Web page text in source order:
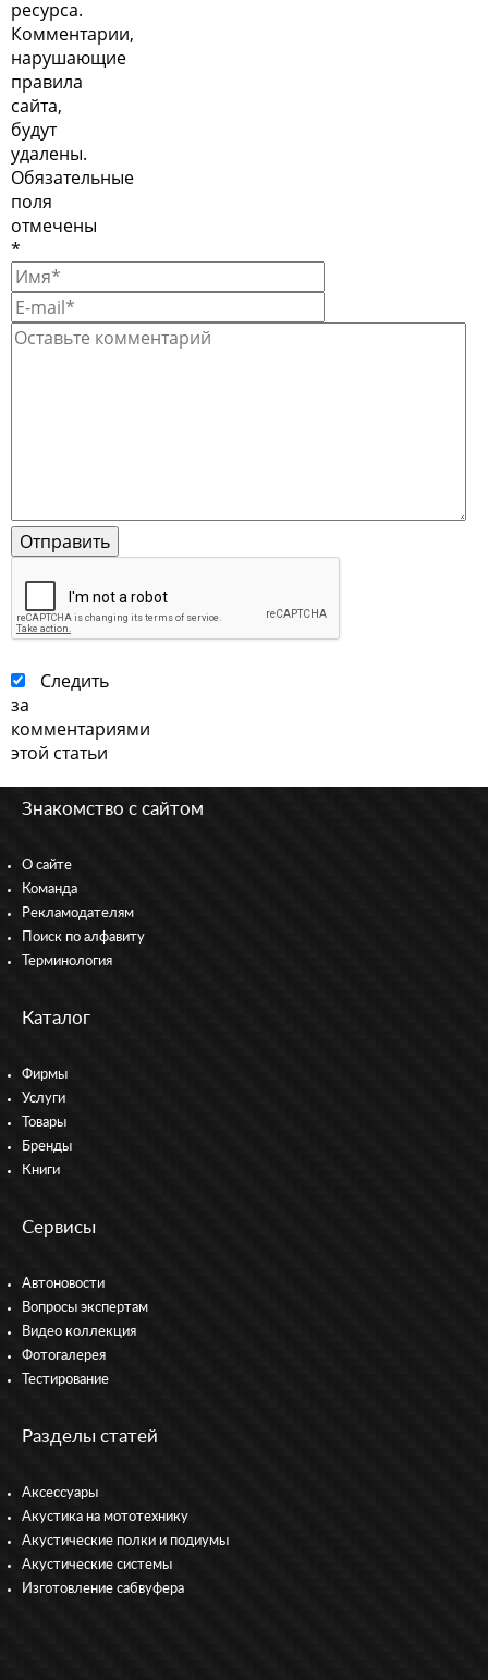
ресурса.
Комментарии,
нарушающие
правила
сайта,
будут
удалены.
Обязательные
поля
отмечены
*
Следить
за
комментариями
этой статьи
Знакомство с сайтом
О сайте
Команда
Рекламодателям
Поиск по алфавиту
Терминология
Каталог
Фирмы
Услуги
Товары
Бренды
Книги
Сервисы
Автоновости
Вопросы экспертам
Видео коллекция
Фотогалерея
Тестирование
Разделы статей
Аксессуары
Акустика на мототехнику
Акустические полки и подиумы
Акустические системы
Изготовление сабвуфера